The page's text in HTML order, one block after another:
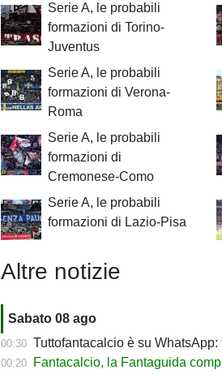
Serie A, le probabili
formazioni di Torino-
Juventus
Serie A, le probabili
formazioni di Verona-
Roma
Serie A, le probabili
formazioni di
Cremonese-Como
Serie A, le probabili
formazioni di Lazio-Pisa
Altre notizie
Sabato 08 ago
00:30 Tuttofantacalcio è su
00:20 Fantacalcio, la Fantaguida